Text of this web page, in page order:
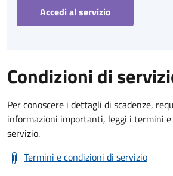
Accedi al servizio
Condizioni di
Per conoscere i dettagli di scadenze,
informazioni importanti, leggi i termini e
servizio.
Termini e condizioni di servizio